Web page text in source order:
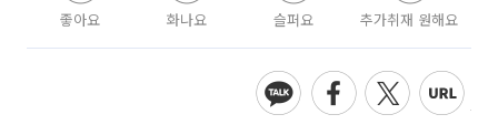
좋아요 화나요 슬퍼요 추가취재 원해요